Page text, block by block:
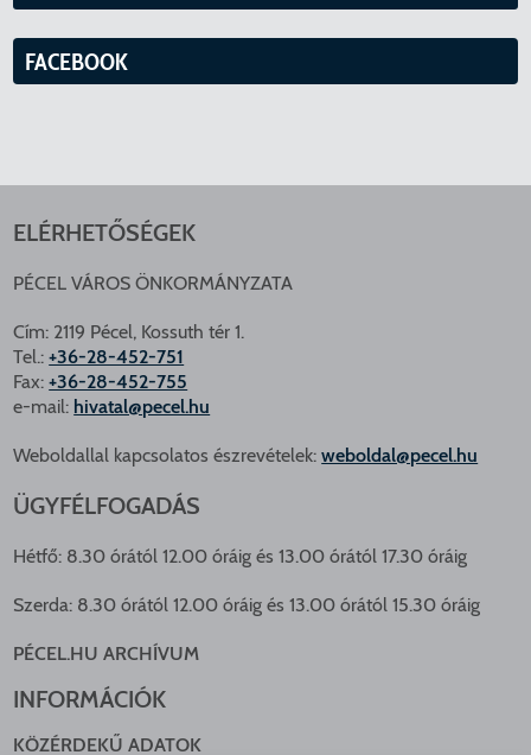
FACEBOOK
ELÉRHETŐSÉGEK
PÉCEL VÁROS ÖNKORMÁNYZATA
Cím: 2119 Pécel, Kossuth tér 1.
Tel.:+36-28-452-751
Fax:+36-28-452-755
e-mail: hivatal@pecel.hu
Weboldallal kapcsolatos észrevételek:weboldal@pecel.hu
ÜGYFÉLFOGADÁS
Hétfő: 8.30 órától 12.00 óráig és 13.00 órától 17.30 óráig
Szerda: 8.30 órától 12.00 óráig és 13.00 órától 15.30 óráig
PÉCEL.HU ARCHÍVUM
INFORMÁCIÓK
KÖZÉRDEKŰ ADATOK